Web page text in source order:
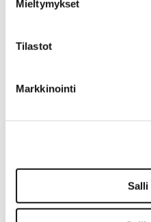
Mieltymykset
Tilastot
Markkinointi
Salli
15
16
18